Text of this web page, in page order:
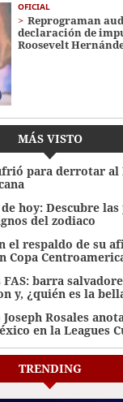
OFICIAL
Reprograman
declaración de
Roosevelt
MÁS VISTO
para derrotar al
hoy: Descubre
del zodiaco
el respaldo de su
Copa
FAS: barra
y, ¿quién es la
Rosales
en la Leagues
TRENDING